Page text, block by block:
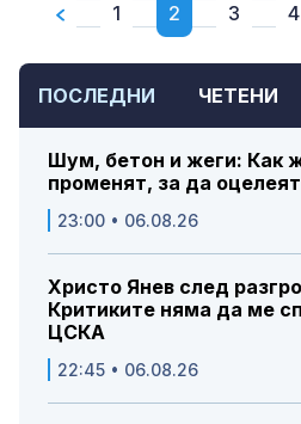
1 2 3 4
ПОСЛЕДНИ ЧЕТЕНИ
Шум, бетон и жеги: Как
променят, за да
23:00 • 06.08.26
Христо Янев след
Критиките няма да ме
ЦСКА
22:45 • 06.08.26